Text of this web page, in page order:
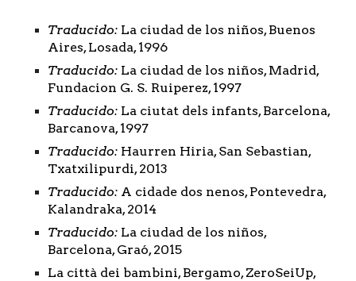
Traducido: La ciudad de los niños, Buenos
Aires, Losada, 1996
Traducido: La ciudad de los niños, Madrid,
Fundacion G. S. Ruiperez, 1997
Traducido: La ciutat dels infants, Barcelona,
Barcanova, 1997
Traducido: Haurren Hiria, San Sebastian,
Txatxilipurdi, 2013
Traducido: A cidade dos nenos, Pontevedra,
Kalandraka, 2014
Traducido: La ciudad de los niños,
Barcelona, Graó, 2015
La città dei bambini, Bergamo, ZeroSeiUp,